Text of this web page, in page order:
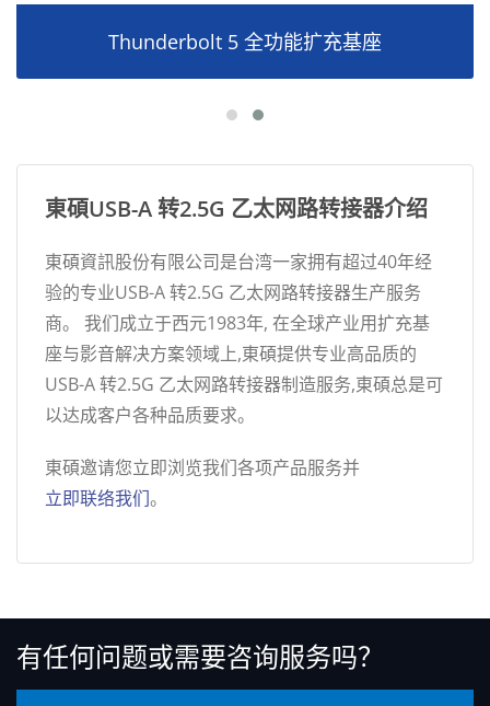
Thunderbolt 5 全功能扩充基座
東碩USB-A 转2.5G 乙太网路转接器介绍
東碩資訊股份有限公司是台湾一家拥有超过40年经
验的专业USB-A 转2.5G 乙太网路转接器生产服务
商。 我们成立于西元1983年, 在全球产业用扩充基
座与影音解决方案领域上,東碩提供专业高品质的
USB-A 转2.5G 乙太网路转接器制造服务,東碩总是可
以达成客户各种品质要求。
東碩邀请您立即浏览我们各项产品服务并
立即联络我们。
有任何问题或需要咨询服务吗？